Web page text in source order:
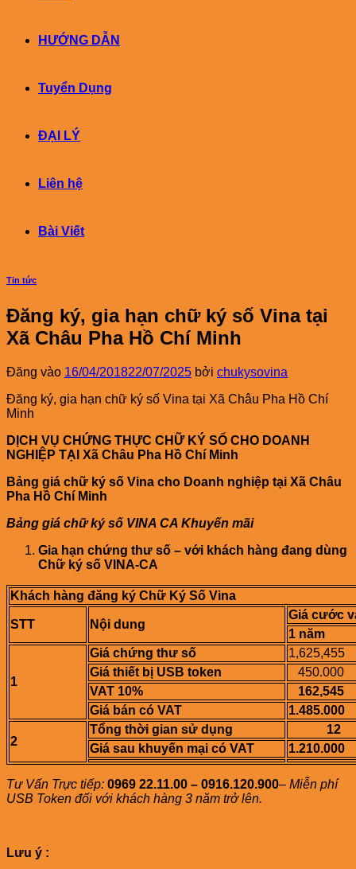
HƯỚNG DẪN
Tuyển Dụng
ĐẠI LÝ
Liên hệ
Bài Viết
Tin tức
Đăng ký, gia hạn chữ ký số Vina tại
Xã Châu Pha Hồ Chí Minh
Đăng vào 16/04/201822/07/2025 bởi chukysovina
Đăng ký, gia hạn chữ ký số Vina tại Xã Châu Pha Hồ Chí
Minh
DỊCH VỤ CHỨNG THỰC CHỮ KÝ SỐ CHO DOANH
NGHIỆP TẠI Xã Châu Pha Hồ Chí Minh
Bảng giá chữ ký số Vina cho Doanh nghiệp tại Xã Châu
Pha Hồ Chí Minh
Bảng giá chữ ký số VINA CA Khuyến mãi
Gia hạn chứng thư số – với khách hàng đang dùng
Chữ ký số VINA-CA
Khách hàng đăng ký Chữ Ký Số Vina
STT Nội dung
Giá cước
1 năm
1
Giá chứng thư số
1,625,455
Giá thiết bị USB token
450.000
VAT 10%
162,545
Giá bán có VAT
1.485.000
2
Tổng thời gian sử dụng
12
Giá sau khuyến mại có VAT
1.210.000
Tư Vấn Trực tiếp: 0969 22.11.00 – 0916.120.900– Miễn phí
USB Token đối với khách hàng 3 năm trở lên.
Lưu ý :